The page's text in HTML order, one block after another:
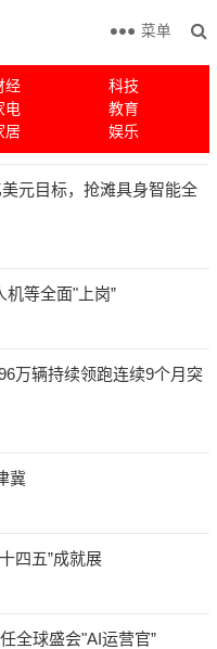
经
科技
电
教育
居 娱乐
菜单
元目标，抢滩具身智能全
等全面"上岗”
万辆持续领跑连续9个月突
冀
四五”成就展
全球盛会"AI运营官”